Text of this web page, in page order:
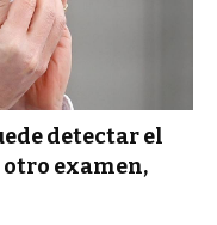
detectar el
examen,